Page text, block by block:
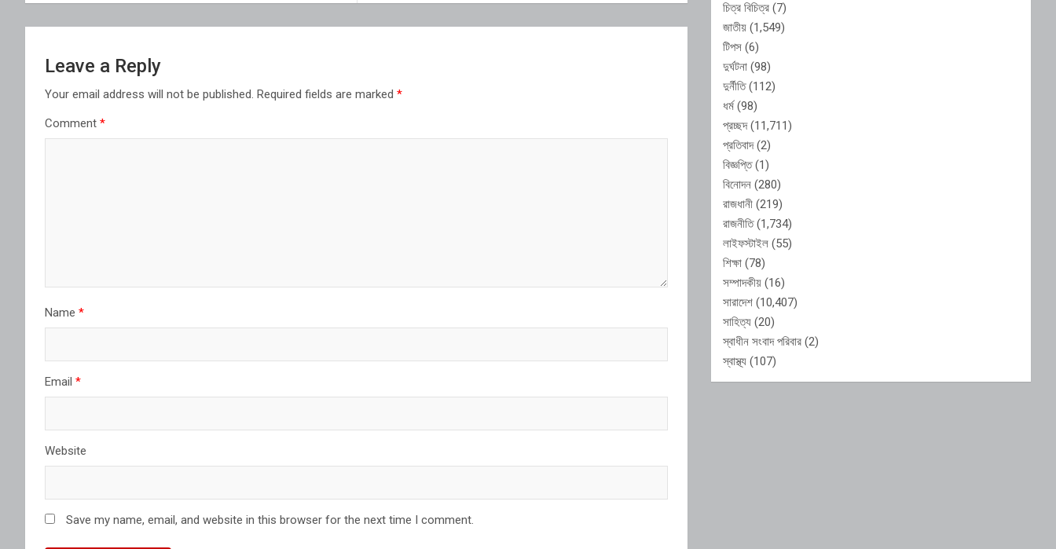
Leave a Reply
Your email address will not be published. Required fields are marked *
Comment *
Name *
Email *
Website
Save my name, email, and website in this browser for the next time I comment.
চিত্র বিচিত্র (7)
জাতীয় (1,549)
টিপস (6)
দুর্ঘটনা (98)
দুর্নীতি(112)
ধর্ম(98)
প্রচ্ছদ(11,711)
প্রতিবাদ(2)
বিজ্ঞপ্তি(1)
বিনোদন (280)
রাজধানী (219)
রাজনীতি(1,734)
লাইফস্টাইল (55)
শিক্ষা (78)
সম্পাদকীয় (16)
সারাদেশ (10,407)
সাহিত্য (20)
স্বাধীন সংবাদ পরিবার (2)
স্বাস্থ্য (107)